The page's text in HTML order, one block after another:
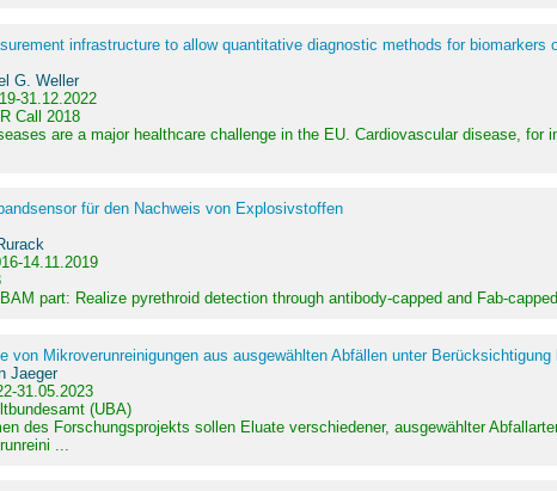
infrastructure to allow quantitative diagnostic methods for biomarkers
G. Weller
31.12.2022
Call 2018
are a major healthcare challenge in the EU. Cardiovascular disease,
für den Nachweis von Explosivstoffen
14.11.2019
part: Realize pyrethroid detection through antibody-capped and Fab-
von Mikroverunreinigungen aus ausgewählten Abfällen unter
Jaeger
31.05.2023
(UBA)
des Forschungsprojekts sollen Eluate verschiedener, ausgewählter
...